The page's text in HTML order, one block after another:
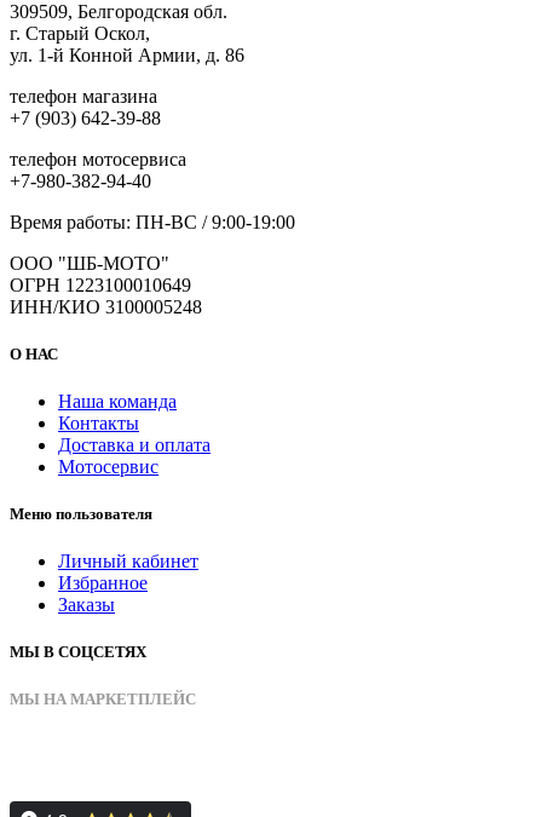
на
товара.
309509, Белгородская обл.
г. Старый Оскол,
ул. 1-й Конной Армии, д. 86
телефон магазина
+7 (903) 642-39-88
телефон мотосервиса
+7-980-382-94-40
Время работы: ПН-ВС / 9:00-19:00
ООО "ШБ-МОТО"
ОГРН 1223100010649
ИНН/КИО 3100005248
О НАС
Наша команда
Контакты
Доставка и оплата
Мотосервис
Меню пользователя
Личный кабинет
Избранное
Заказы
МЫ В СОЦСЕТЯХ
МЫ НА МАРКЕТПЛЕЙС